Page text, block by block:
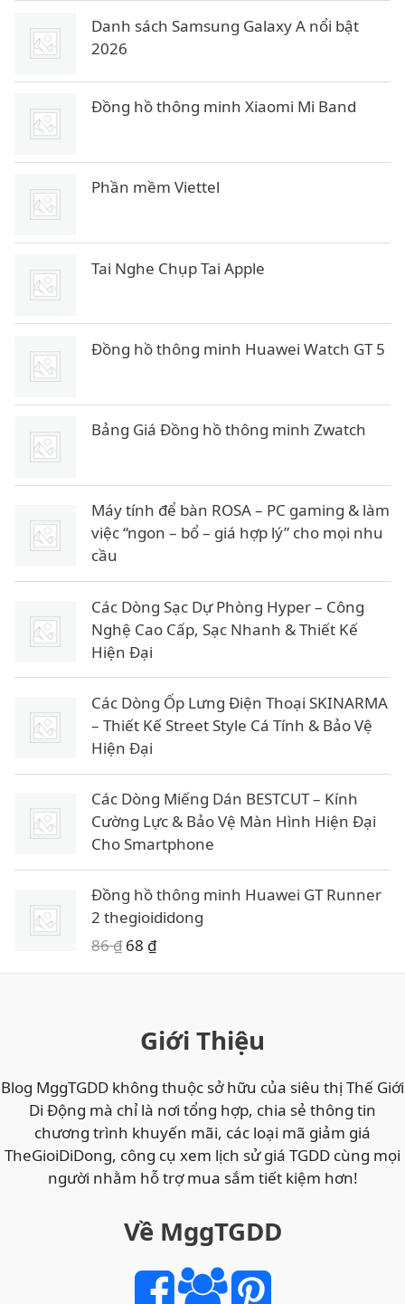
Danh sách Samsung Galaxy A nổi bật
2026
Đồng hồ thông minh Xiaomi Mi Band
Phần mềm Viettel
Tai Nghe Chụp Tai Apple
Đồng hồ thông minh Huawei Watch GT 5
Bảng Giá Đồng hồ thông minh Zwatch
Máy tính để bàn ROSA – PC gaming & làm
việc “ngon – bổ – giá hợp lý” cho mọi nhu
cầu
Các Dòng Sạc Dự Phòng Hyper – Công
Nghệ Cao Cấp, Sạc Nhanh & Thiết Kế
Hiện Đại
Các Dòng Ốp Lưng Điện Thoại SKINARMA
– Thiết Kế Street Style Cá Tính & Bảo Vệ
Hiện Đại
Các Dòng Miếng Dán BESTCUT – Kính
Cường Lực & Bảo Vệ Màn Hình Hiện Đại
Cho Smartphone
Đồng hồ thông minh Huawei GT Runner
2 thegioididong
86₫ G
l
à
:
8
6
.
68 ₫G
i
n
t
ạ
l
6
Giới Thiệu
Blog MggTGDD không thuộc sở hữu của siêu thị Thế Giới
Di Động mà chỉ là nơi tổng hợp, chia sẻ thông tin
chương trình khuyến mãi, các loại mã giảm giá
TheGioiDiDong, công cụ xem lịch sử giá TGDD cùng mọi
người nhằm hỗ trợ mua sắm tiết kiệm hơn!
Về MggTGDD